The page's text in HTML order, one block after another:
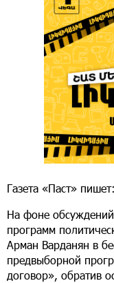
Газета «Паст» пишет:
На фоне
программ
Арман Варданян в
предвыборной
договор», обратив